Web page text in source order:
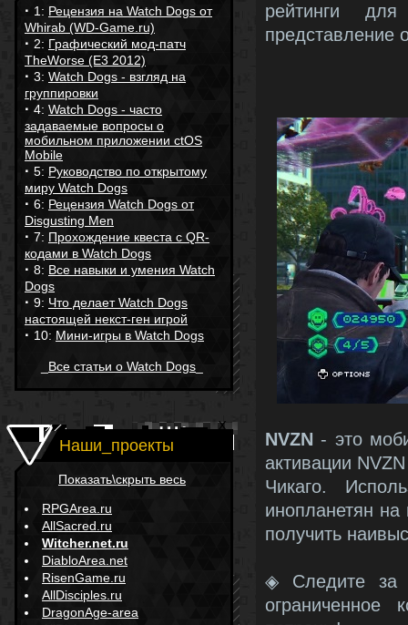
· 1: Рецензия на Watch Dogs от
Whirab (WD-Game.ru)
· 2: Графический мод-патч
TheWorse (E3 2012)
· 3: Watch Dogs - взгляд на
группировки
· 4: Watch Dogs - часто
задаваемые вопросы о
мобильном приложении ctOS
Mobile
· 5: Руководство по открытому
миру Watch Dogs
· 6: Рецензия Watch Dogs от
Disgusting Men
· 7: Прохождение квеста с QR-
кодами в Watch Dogs
· 8: Все навыки и умения Watch
Dogs
· 9: Что делает Watch Dogs
настоящей некст-ген игрой
· 10: Мини-игры в Watch Dogs
Все статьи о Watch Dogs
Наши_проекты
Показать\скрыть весь
RPGArea.ru
AllSacred.ru
Witcher.net.ru
DiabloArea.net
RisenGame.ru
AllDisciples.ru
DragonAge-area
рейтинги
представление
NVZN - это
активации
Чикаго.
инопланетян на
получить
◈ Следите за
ограниченное